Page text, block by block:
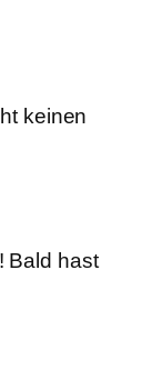
keinen
Bald hast